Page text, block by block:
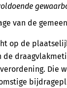
van de
op de
Die